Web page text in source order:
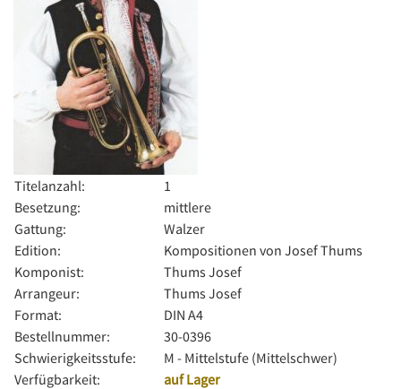
Titelanzahl:
1
Besetzung:
mittlere
Gattung:
Walzer
Edition:
Kompositionen von Josef Thums
Komponist:
Thums Josef
Arrangeur:
Thums Josef
Format:
DIN A4
Bestellnummer:
30-0396
Schwierigkeitsstufe:
M - Mittelstufe (Mittelschwer)
Verfügbarkeit:
auf Lager